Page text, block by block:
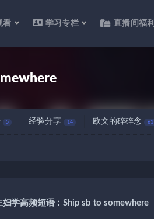
看 学习专栏 直播间福利
5 经验分享 14 欧文的碎碎念 61
妇学高频短语：Ship sb to somewhere